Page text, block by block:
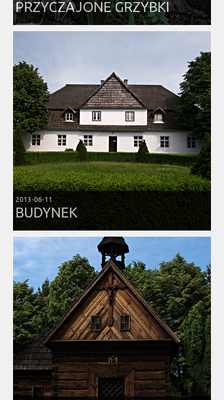
PRZYCZAJONE GRZYBKI
2013-06-11
BUDYNEK